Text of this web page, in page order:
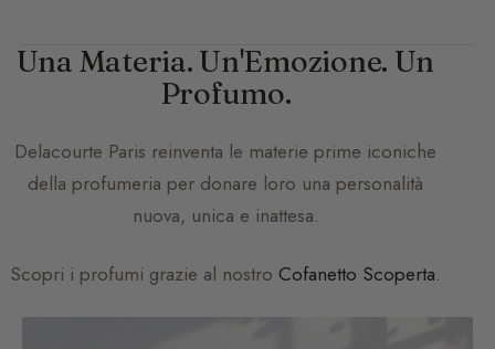
Una Materia. Un'Emozione. Un
Profumo.
Delacourte Paris reinventa le materie prime iconiche
della profumeria per donare loro una personalità
nuova, unica e inattesa.
Scopri i profumi grazie al nostro Cofanetto Scoperta.